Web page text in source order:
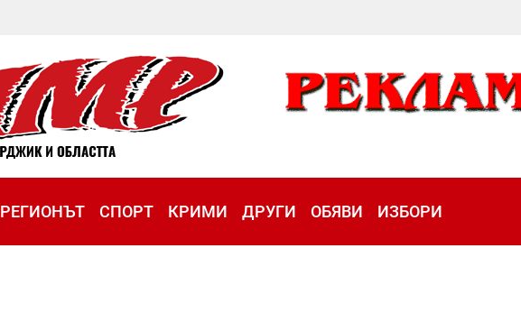
РЕГИОНЪТ СПОРТ КРИМИ ДРУГИ ОБЯВИ ИЗБОРИ